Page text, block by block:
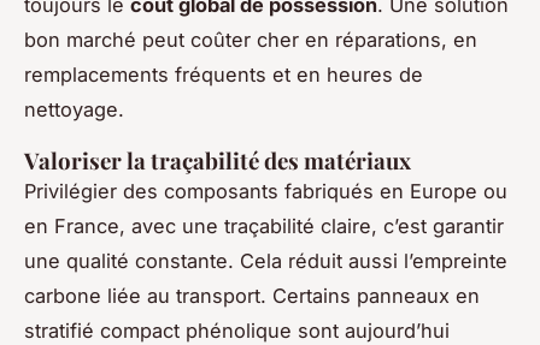
toujours le coût global de possession. Une solution
bon marché peut coûter cher en réparations, en
remplacements fréquents et en heures de
nettoyage.
Valoriser la traçabilité des matériaux
Privilégier des composants fabriqués en Europe ou
en France, avec une traçabilité claire, c’est garantir
une qualité constante. Cela réduit aussi l’empreinte
carbone liée au transport. Certains panneaux en
stratifié compact phénolique sont aujourd’hui